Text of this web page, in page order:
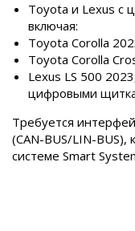
Toyota и Lexus с
включая:
Toyota Corolla
Toyota Corolla
Lexus LS 500
цифровыми
Требуется
(CAN-BUS/LIN-BUS),
системе Smart